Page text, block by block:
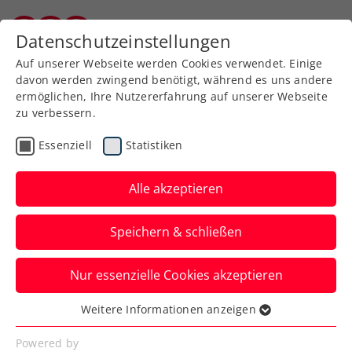
Aktuelle News
News filtern
Datenschutzeinstellungen
Auf unserer Webseite werden Cookies verwendet. Einige
davon werden zwingend benötigt, während es uns andere
ermöglichen, Ihre Nutzererfahrung auf unserer Webseite
zu verbessern.
Essenziell Statistiken
Alle akzeptieren
Speichern & schließen
Nur essenzielle Cookies akzeptieren
Essenziell
Essenzielle Cookies werden für grundlegende
Weitere Informationen anzeigen
Powered by